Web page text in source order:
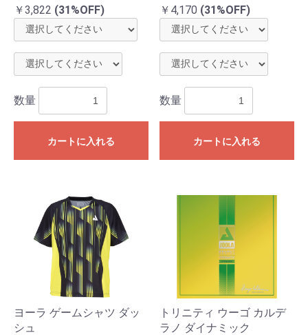
￥3,822 (31%OFF)
数量
カートに入れる
￥4,170 (31%OFF)
数量
カートに入れる
ヨーラ ゲームシャツ ダッ
シュ
トリニティ ウーゴ カルデ
ラノ ダイナミック
お買い物を続ける カートへ進む